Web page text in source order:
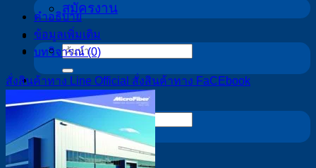
สมัครงาน
ค้นหา:
ค้นหา:
คำอธิบาย
ข้อมูลเพิ่มเติม
บทวิจารณ์ (0)
สั่งสินค้าทาง Line Official สั่งสินค้าทาง FaCEbook